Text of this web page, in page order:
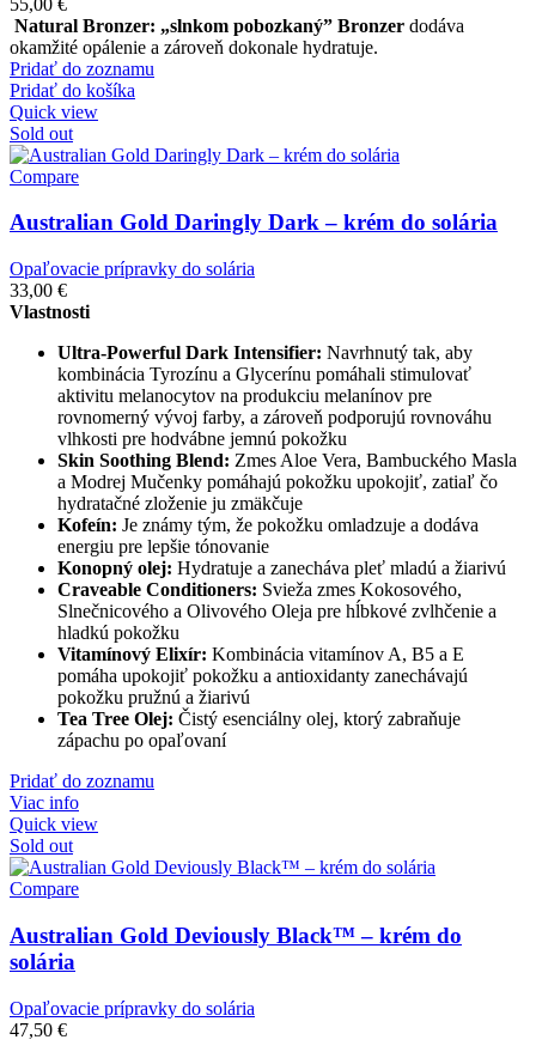
Natural Bronzer: „slnkom pobozkaný” Bronzer dodáva
okamžité opálenie a zároveň dokonale hydratuje.
Pridať do zoznamu
Pridať do košíka
Quick view
Sold out
Compare
Australian Gold Daringly Dark – krém do solária
Opaľovacie prípravky do solária
33,00 €
Vlastnosti
Ultra-Powerful Dark Intensifier: Navrhnutý tak, aby
kombinácia Tyrozínu a Glycerínu pomáhali stimulovať
aktivitu melanocytov na produkciu melanínov pre
rovnomerný vývoj farby, a zároveň podporujú rovnováhu
vlhkosti pre hodvábne jemnú pokožku
Skin Soothing Blend: Zmes Aloe Vera, Bambuckého Masla
a Modrej Mučenky pomáhajú pokožku upokojiť, zatiaľ čo
hydratačné zloženie ju zmäkčuje
Kofeín: Je známy tým, že pokožku omladzuje a dodáva
energiu pre lepšie tónovanie
Konopný olej: Hydratuje a zanecháva pleť mladú a žiarivú
Craveable Conditioners: Svieža zmes Kokosového,
Slnečnicového a Olivového Oleja pre hĺbkové zvlhčenie a
hladkú pokožku
Vitamínový Elixír: Kombinácia vitamínov A, B5 a E
pomáha upokojiť pokožku a antioxidanty zanechávajú
pokožku pružnú a žiarivú
Tea Tree Olej: Čistý esenciálny olej, ktorý zabraňuje
zápachu po opaľovaní
Pridať do zoznamu
Viac info
Quick view
Sold out
Compare
Australian Gold Deviously Black™ – krém do
solária
Opaľovacie prípravky do solária
47,50 €